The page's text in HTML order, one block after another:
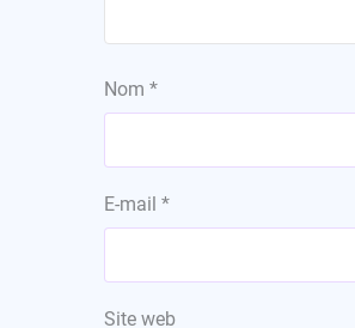
Nom *
E-mail *
Site web